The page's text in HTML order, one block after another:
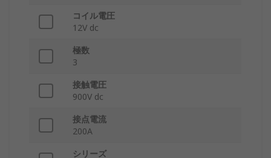
コイル電圧
12V dc
極数
3
接触電圧
900V dc
接点電流
200A
シリーズ